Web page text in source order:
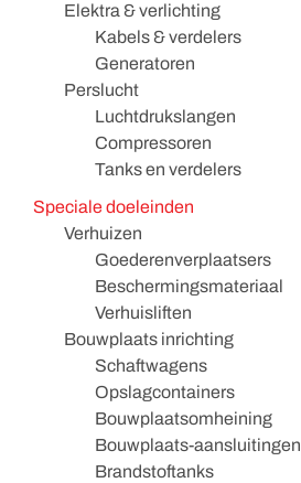
Elektra & verlichting
Kabels & verdelers
Generatoren
Perslucht
Luchtdrukslangen
Compressoren
Tanks en verdelers
Speciale doeleinden
Verhuizen
Goederenverplaatsers
Beschermingsmateriaal
Verhuisliften
Bouwplaats inrichting
Schaftwagens
Opslagcontainers
Bouwplaatsomheining
Bouwplaats-aansluitingen
Brandstoftanks